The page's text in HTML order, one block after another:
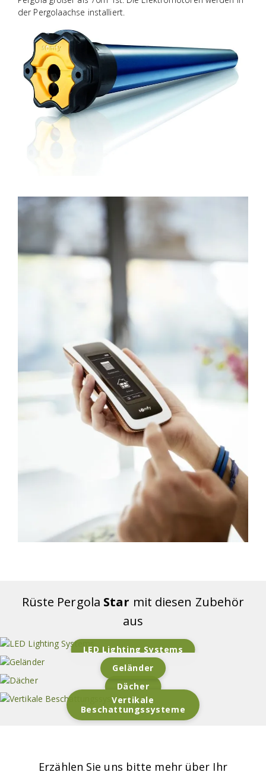
der Pergolaachse installiert.
Rüste Pergola Star mit diesen Zubehör
aus
LED Lighting Systems
Geländer
Dächer
Vertikale
Beschattungssysteme
Erzählen Sie uns bitte mehr über Ihr